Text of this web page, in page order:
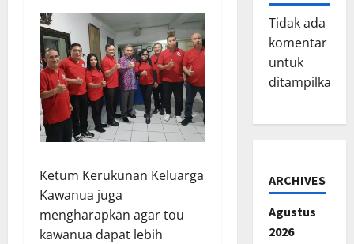
Ketum Kerukunan Keluarga
Kawanua juga
mengharapkan agar tou
kawanua dapat lebih
Tidak ada
komentar
untuk
ditampilkan.
ARCHIVES
Agustus
2026